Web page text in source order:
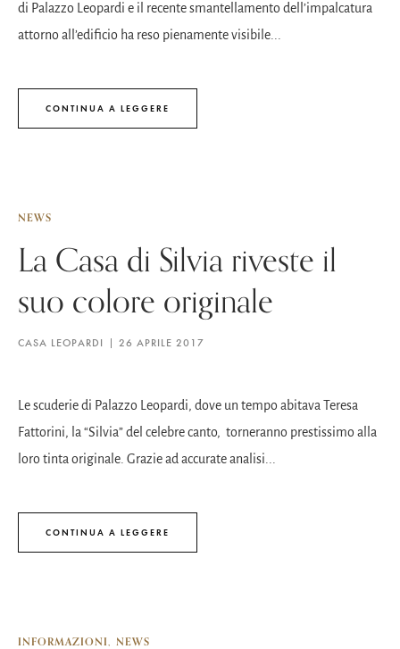
di Palazzo Leopardi e il recente smantellamento dell’impalcatura
attorno all’edificio ha reso pienamente visibile...
CONTINUA A LEGGERE
NEWS
La Casa di Silvia riveste il
suo colore originale
CASA LEOPARDI 26 APRILE 2017
Le scuderie di Palazzo Leopardi, dove un tempo abitava Teresa
Fattorini, la “Silvia” del celebre canto, torneranno prestissimo alla
loro tinta originale. Grazie ad accurate analisi...
CONTINUA A LEGGERE
INFORMAZIONI NEWS